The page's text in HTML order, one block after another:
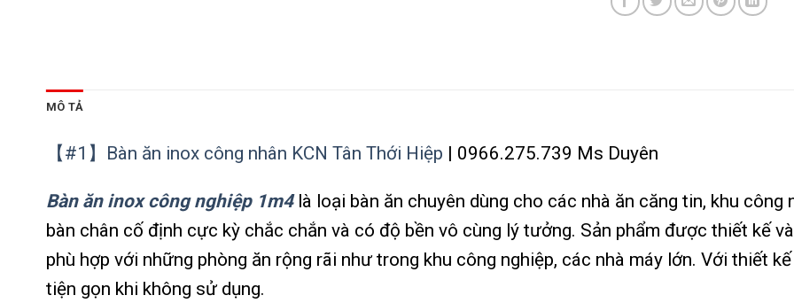
MÔ TẢ
【#1】Bàn ăn inox công nhân KCN Tân Thới Hiệp | 0966.275.739 Ms Duyên
Bàn ăn inox công nghiệp 1m4là loại bàn ăn chuyên dùng cho các nhà ăn căng tin, khu công
bàn chân cố định cực kỳ chắc chắn và có độ bền vô cùng lý tưởng. Sản phẩm được thiết kế
phù hợp với những phòng ăn rộng rãi như trong khu công nghiệp, các nhà máy lớn. Với thiết
tiện gọn khi không sử dụng.